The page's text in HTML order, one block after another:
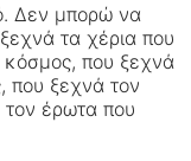
Δεν μπορώ να
τα χέρια που
που ξεχνά
που ξεχνά τον
τον έρωτα που